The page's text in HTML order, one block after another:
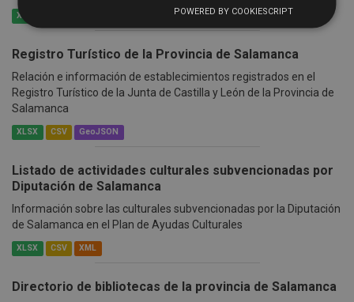
XLSX
Registro Turístico de la Provincia de Salamanca
Relación e información de establecimientos registrados en el
Registro Turístico de la Junta de Castilla y León de la Provincia de
Salamanca
XLSX CSV GeoJSON
Listado de actividades culturales subvencionadas por
Diputación de Salamanca
Información sobre las culturales subvencionadas por la Diputación
de Salamanca en el Plan de Ayudas Culturales
XLSX CSV XML
Directorio de bibliotecas de la provincia de Salamanca
POWERED BY COOKIESCRIPT